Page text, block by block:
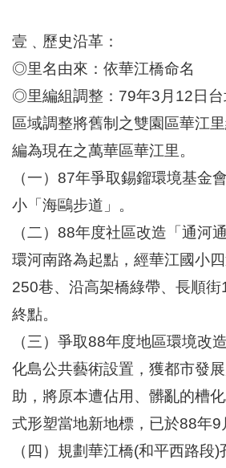
統
文
化
局
化
資
產
北
市
區
里
說
臺
北
市
鄰
長
冊
壹﹑歷史沿革：
◎里名由來：依華江橋命名
◎里編組調整：79年3月12日
區域調整將舊制之雙園區華江
編為現在之萬華區華江里。
（一）87年爭取錫鎦環境基金
小「海鷗步道」。
（二）88年度社區改造「通河
環河南路為起點，經華江國小
250巷、沿高架橋綠帶、長順
終點。
（三）爭取88年度地區環境改
化島公共藝術設置，獲都市發
助，將原本遭佔用、髒亂的槽
式形塑當地新地標，已於88年9
（四）規劃華江橋(和平西路段